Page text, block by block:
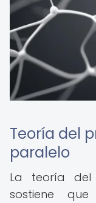
Teoría del
paralelo
La teoría del
sostiene